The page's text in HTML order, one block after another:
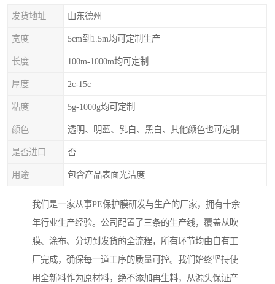
发货地址 山东德州
宽度 5cm到1.5m均可定制生产
长度 100m-1000m均可定制
厚度 2c-15c
粘度 5g-1000g均可定制
颜色 透明、明蓝、乳白、黑白、其他颜色也可定制
是否进口 否
用途 包含产品表面光洁度
我们是一家从事PE保护膜研发与生产的厂家，拥有十余
年行业生产经验。公司配置了三条的生产线，覆盖从吹
膜、涂布、分切到发货的全流程，所有环节均由自有工
厂完成，确保每一道工序的质量可控。我们始终坚持使
用全新料作为原材料，绝不添加再生料，从源头保证产